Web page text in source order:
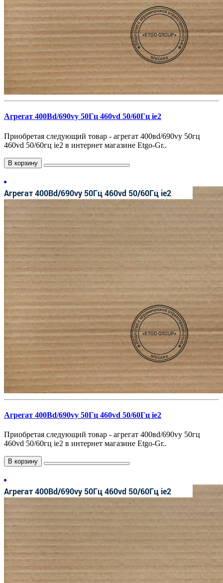
Агрегат 400Вd/690vy 50Гц 460vd 50/60Гц ie2
Приобретая следующий товар - агрегат 400вd/690vy 50гц
460vd 50/60гц ie2 в интернет магазине Etgo-Gr..
В корзину
Агрегат 400Вd/690vy 50Гц 460vd 50/60Гц ie2
Приобретая следующий товар - агрегат 400вd/690vy 50гц
460vd 50/60гц ie2 в интернет магазине Etgo-Gr..
В корзину